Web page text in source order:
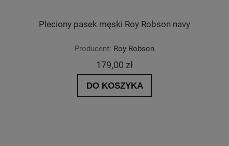
Pleciony pasek męski Roy Robson navy
Producent: Roy Robson
179,00 zł
DO KOSZYKA